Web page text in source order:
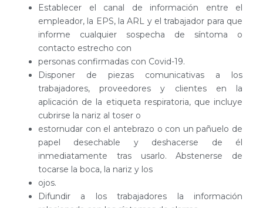
Establecer el canal de información entre el
empleador, la EPS, la ARL y el trabajador para que
informe cualquier sospecha de síntoma o
contacto estrecho con
personas confirmadas con Covid-19.
Disponer de piezas comunicativas a los
trabajadores, proveedores y clientes en la
aplicación de la etiqueta respiratoria, que incluye
cubrirse la nariz al toser o
estornudar con el antebrazo o con un pañuelo de
papel desechable y deshacerse de él
inmediatamente tras usarlo. Abstenerse de
tocarse la boca, la nariz y los
ojos.
Difundir a los trabajadores la información